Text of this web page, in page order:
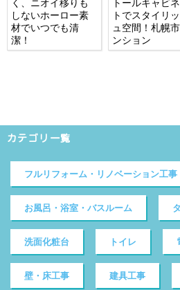
しないホーロー素
材でいつでも清
潔！
トでスタイリ
ュ空間！札幌
ンション
カテゴリ一覧
フルリフォーム・リノベーション工事
お風呂・浴室・バスルーム
洗面化粧台 トイレ
壁・床工事 建具工事